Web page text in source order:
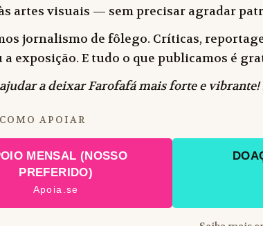
artes visuais — sem precisar agradar
jornalismo de fôlego. Críticas,
a exposição. E tudo o que publicamos é
ajudar a deixar Farofafá mais forte e
APOIAR
MENSAL (NOSSO
PREFERIDO)
Apoia.se